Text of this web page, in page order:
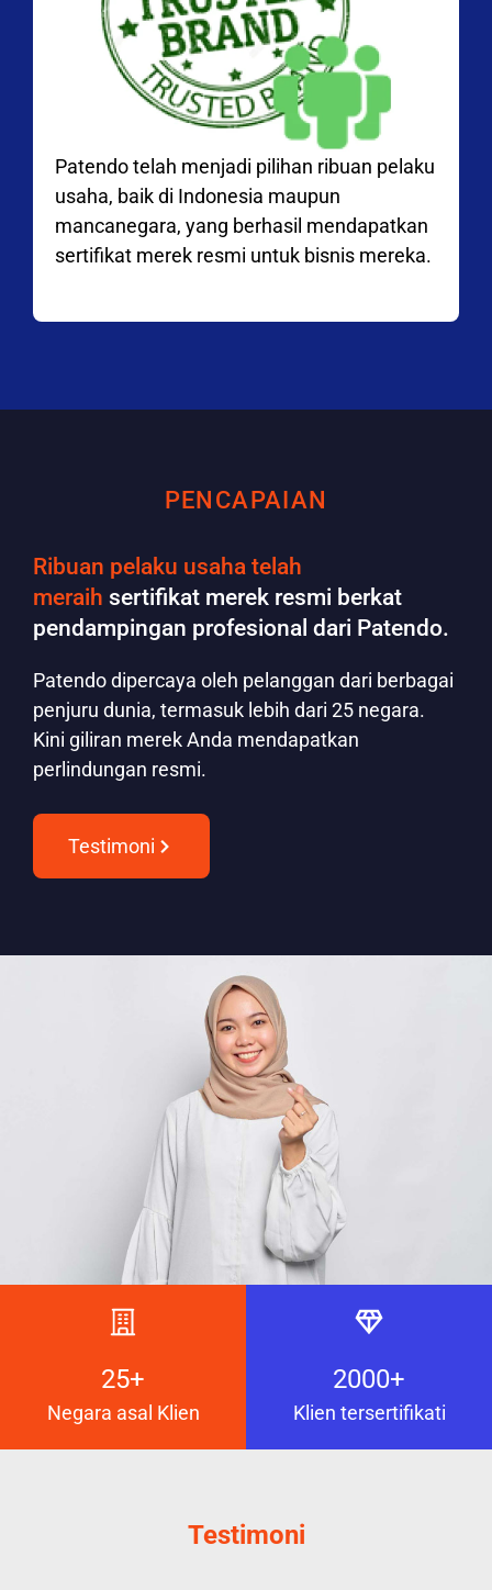
Patendo telah menjadi pilihan ribuan pelaku
usaha, baik di Indonesia maupun
mancanegara, yang berhasil mendapatkan
sertifikat merek resmi untuk bisnis mereka.
PENCAPAIAN
Ribuan pelaku usaha telah
meraih sertifikat merek resmi berkat
pendampingan profesional dari Patendo.
Patendo dipercaya oleh pelanggan dari berbagai
penjuru dunia, termasuk lebih dari 25 negara.
Kini giliran merek Anda mendapatkan
perlindungan resmi.
Testimoni
25+
Negara asal Klien
2000+
Klien tersertifikati
Testimoni